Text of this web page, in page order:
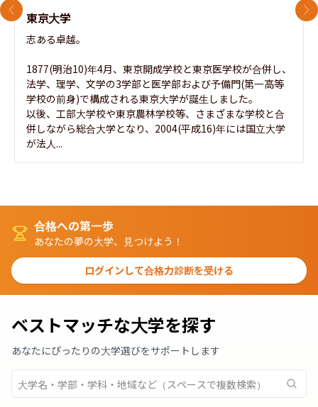
東京大学
志ある卓越。
1877(明治10)年4月、東京開成学校と東京医学校が合併し、
法学、理学、文学の3学部と医学部および予備門(第一高等
学校の前身)で構成される東京大学が誕生しました。
以後、工部大学校や東京農林学校等、さまざまな学校と合
併しながら総合大学となり、2004(平成16)年には国立大学
が法人...
前のスライド 次
合格への第一歩
あなたの夢の大学、見つけよう！
ログインして合格力診断を受ける
ベストマッチな大学を探す
あなたにぴったりの大学選びをサポートします